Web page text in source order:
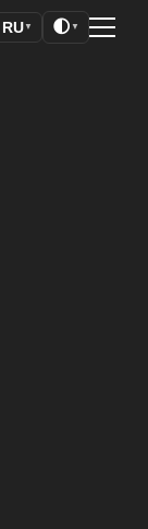
RU ▼ 🌓 ▼